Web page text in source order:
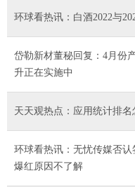
环球看热讯：白酒2022与
岱勒新材董秘回复：4月份
升正在实施中
天天观热点：应用统计排
环球看热讯：无忧传媒否认
爆红原因不了解